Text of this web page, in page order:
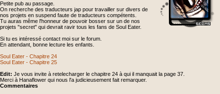
Petite pub au passage.
On recherche des traducteurs jap pour travailler sur divers de
nos projets en suspend faute de traducteurs compétents.
Tu auras même l'honneur de pouvoir bosser sur un de nos
projets "secret" qui devrait ravir tous les fans de Soul Eater.
Si tu es intéressé contact moi sur le forum.
En attendant, bonne lecture les enfants.
Soul Eater - Chapitre 24
Soul Eater - Chapitre 25
Edit: Je vous invite à retelecharger le chapitre 24 à qui il manquait la page 37.
Merci à Hanaflower qui nous l'a judicieusement fait remarquer.
Commentaires